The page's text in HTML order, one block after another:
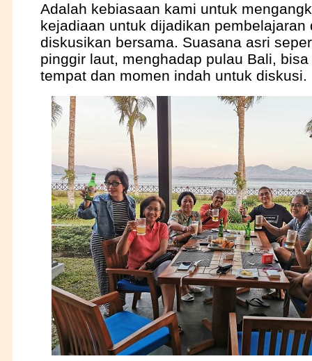
Adalah kebiasaan kami untuk
kejadiaan untuk dijadikan pembelajaran
diskusikan bersama. Suasana asri
pinggir laut, menghadap pulau Bali,
tempat dan momen indah untuk diskusi.